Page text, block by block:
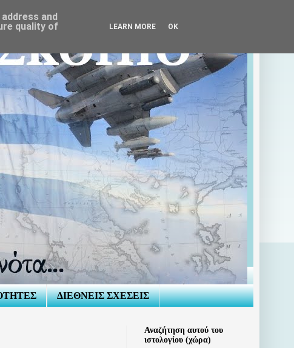
ΔΙΕΘΝΕΙΣ ΣΧΕΣΕΙΣ
Αναζήτηση αυτού του
ιστολογίου (χώρα)
and
quality of
LEARN MORE OK